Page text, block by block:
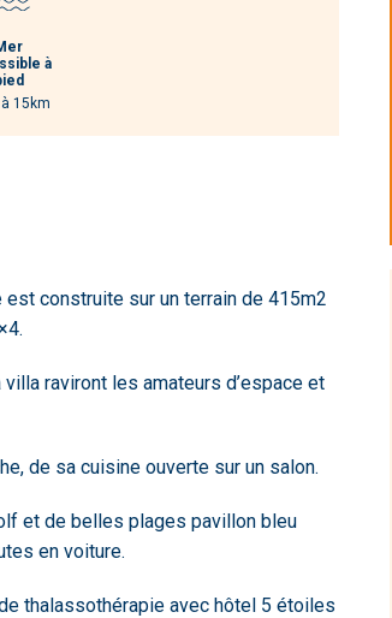
à
à 15km
construite sur un terrain de 415m2
raviront les amateurs d’espace et
de sa cuisine ouverte sur un salon.
et de belles plages pavillon bleu
en voiture.
thalassothérapie avec hôtel 5 étoiles